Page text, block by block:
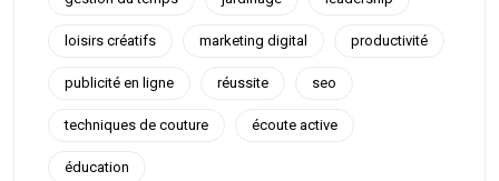
loisirs créatifs marketing digital productivité
publicité en ligne réussite seo
techniques de couture écoute active
éducation